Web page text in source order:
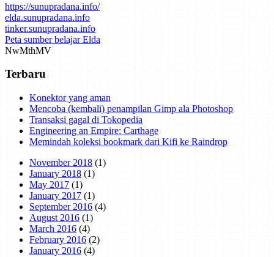
https://sunupradana.info/
elda.sunupradana.info
tinker.sunupradana.info
Peta sumber belajar Elda
NwMthMV
Terbaru
Konektor yang aman
Mencoba (kembali) penampilan Gimp ala Photoshop
Transaksi gagal di Tokopedia
Engineering an Empire: Carthage
Memindah koleksi bookmark dari Kifi ke Raindrop
November 2018 (1)
January 2018 (1)
May 2017 (1)
January 2017 (1)
September 2016 (4)
August 2016 (1)
March 2016 (4)
February 2016 (2)
January 2016 (4)